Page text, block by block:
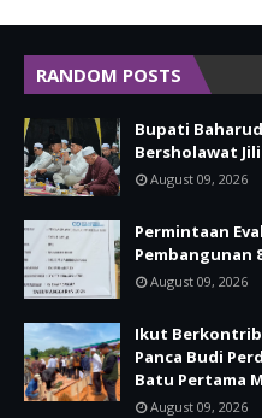
RANDOM POSTS
Bupati
Bersholawat
August 09, 2026
Permintaan
Pembangunan
August 09, 2026
Ikut
Panca Budi
Batu Pertama
August 09, 2026